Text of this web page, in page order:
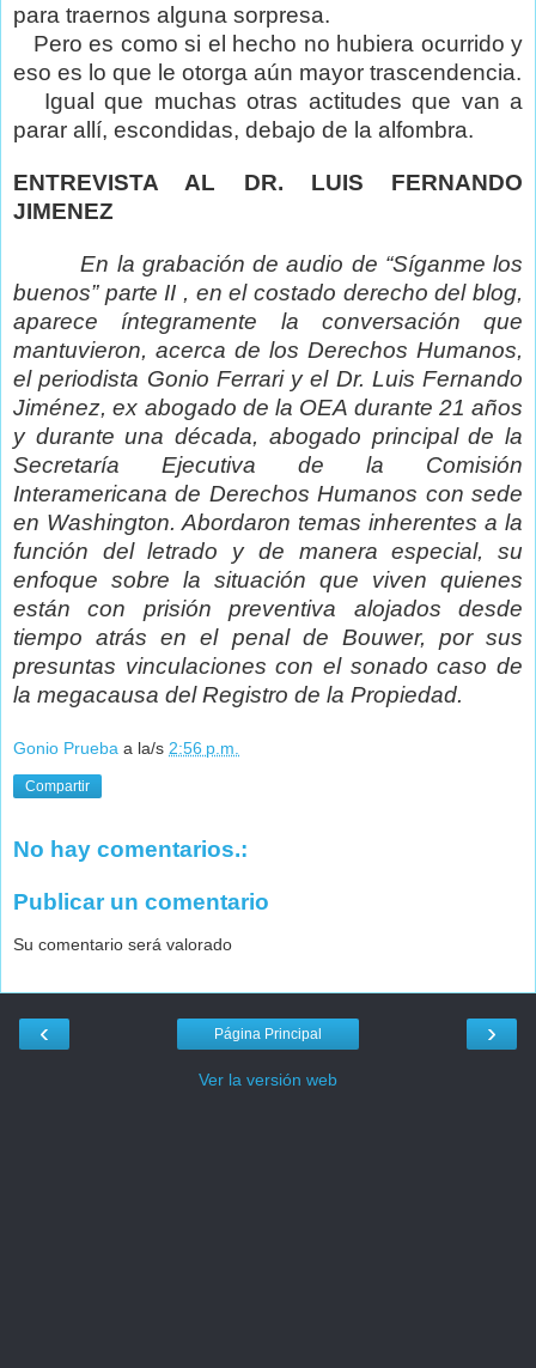
para traernos alguna sorpresa.
Pero es como si el hecho no hubiera ocurrido y
eso es lo que le otorga aún mayor trascendencia.
Igual que muchas otras actitudes que van a
parar allí, escondidas, debajo de la alfombra.
ENTREVISTA AL DR. LUIS FERNANDO
JIMENEZ
En la grabación de audio de “Síganme los
buenos” parte II , en el costado derecho del blog,
aparece íntegramente la conversación que
mantuvieron, acerca de los Derechos Humanos,
el periodista Gonio Ferrari y el Dr. Luis Fernando
Jiménez, ex abogado de la OEA durante 21 años
y durante una década, abogado principal de la
Secretaría Ejecutiva de la Comisión
Interamericana de Derechos Humanos con sede
en Washington. Abordaron temas inherentes a la
función del letrado y de manera especial, su
enfoque sobre la situación que viven quienes
están con prisión preventiva alojados desde
tiempo atrás en el penal de Bouwer, por sus
presuntas vinculaciones con el sonado caso de
la megacausa del Registro de la Propiedad.
Gonio Prueba a la/s 2:56 p.m.
Compartir
No hay comentarios.:
Publicar un comentario
Su comentario será valorado
‹ ›
Página Principal
Ver la versión web